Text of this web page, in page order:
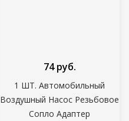
1 ШТ. Автомобильный
Воздушный Насос Резьбовое
Сопло Адаптер
74 руб.